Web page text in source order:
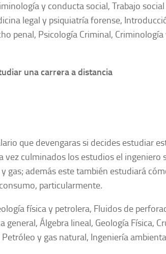
y conducta social, Trabajo
legal y psiquiatría forense,
penal, Psicología Criminal,
una carrera a distancia
que devengaras si decides estudiar
culminados los estudios el ingeniero
gas; además este también estudiará
particularmente.
física y petrolera, Fluidos de
Álgebra lineal, Geología Física,
y gas natural, Ingeniería